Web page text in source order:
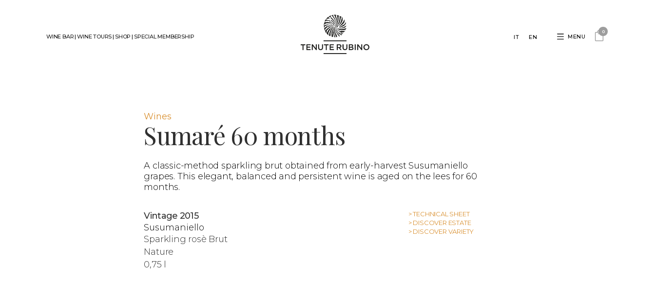
WINE BAR| WINE TOURS| SHOP | SPECIAL MEMBERSHIP IT EN MENU
0
Wines
Sumaré 60 months
A classic-method sparkling brut obtained from early-harvest Susumaniello
grapes. This elegant, balanced and persistent wine is aged on the lees for 60
months.
Vintage 2015
Susumaniello
Sparkling rosè Brut
Nature
0,75 l
> TECHNICAL SHEET
> DISCOVER ESTATE
> DISCOVER VARIETY